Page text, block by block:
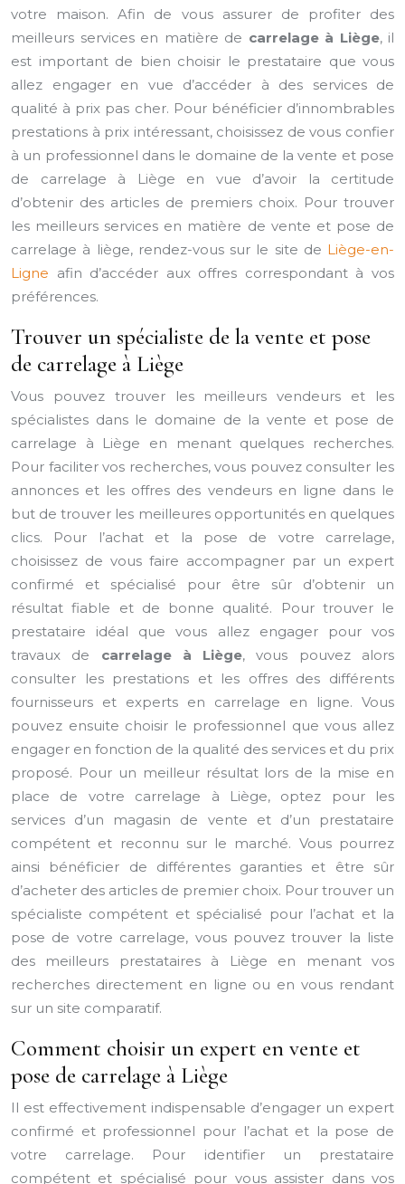
votre maison. Afin de vous assurer de profiter des
meilleurs services en matière de carrelage à Liège, il
est important de bien choisir le prestataire que vous
allez engager en vue d’accéder à des services de
qualité à prix pas cher. Pour bénéficier d’innombrables
prestations à prix intéressant, choisissez de vous confier
à un professionnel dans le domaine de la vente et pose
de carrelage à Liège en vue d’avoir la certitude
d’obtenir des articles de premiers choix. Pour trouver
les meilleurs services en matière de vente et pose de
carrelage à liège, rendez-vous sur le site de Liège-en-
Ligne afin d’accéder aux offres correspondant à vos
préférences.
Trouver un spécialiste de la vente et pose
de carrelage à Liège
Vous pouvez trouver les meilleurs vendeurs et les
spécialistes dans le domaine de la vente et pose de
carrelage à Liège en menant quelques recherches.
Pour faciliter vos recherches, vous pouvez consulter les
annonces et les offres des vendeurs en ligne dans le
but de trouver les meilleures opportunités en quelques
clics. Pour l’achat et la pose de votre carrelage,
choisissez de vous faire accompagner par un expert
confirmé et spécialisé pour être sûr d’obtenir un
résultat fiable et de bonne qualité. Pour trouver le
prestataire idéal que vous allez engager pour vos
travaux de carrelage à Liège, vous pouvez alors
consulter les prestations et les offres des différents
fournisseurs et experts en carrelage en ligne. Vous
pouvez ensuite choisir le professionnel que vous allez
engager en fonction de la qualité des services et du prix
proposé. Pour un meilleur résultat lors de la mise en
place de votre carrelage à Liège, optez pour les
services d’un magasin de vente et d’un prestataire
compétent et reconnu sur le marché. Vous pourrez
ainsi bénéficier de différentes garanties et être sûr
d’acheter des articles de premier choix. Pour trouver un
spécialiste compétent et spécialisé pour l’achat et la
pose de votre carrelage, vous pouvez trouver la liste
des meilleurs prestataires à Liège en menant vos
recherches directement en ligne ou en vous rendant
sur un site comparatif.
Comment choisir un expert en vente et
pose de carrelage à Liège
Il est effectivement indispensable d’engager un expert
confirmé et professionnel pour l’achat et la pose de
votre carrelage. Pour identifier un prestataire
compétent et spécialisé pour vous assister dans vos